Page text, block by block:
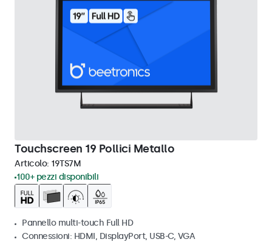
Touchscreen 19 Pollici Metallo
Articolo: 19TS7M
100+ pezzi disponibili
Pannello multi-touch Full HD
Connessioni: HDMI, DisplayPort, USB-C, VGA